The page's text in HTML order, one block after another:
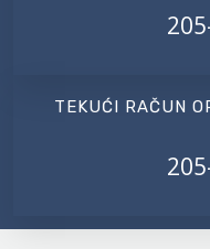
TEKUĆI RAČUN